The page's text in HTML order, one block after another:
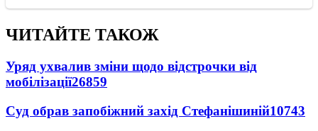
ЧИТАЙТЕ ТАКОЖ
Уряд ухвалив зміни щодо відстрочки від
мобілізації26859
Суд обрав запобіжний захід Стефанішиній10743